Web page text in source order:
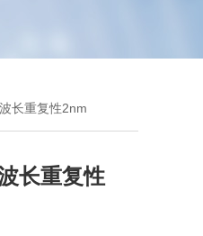
长重复性2nm
长重复性